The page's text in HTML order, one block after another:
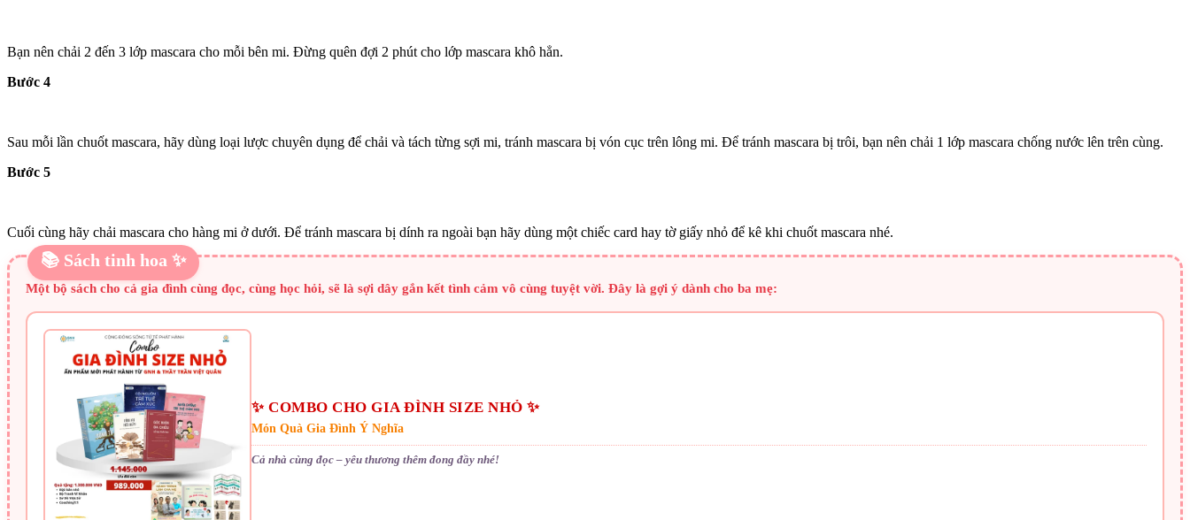
Bạn nên chải 2 đến 3 lớp mascara cho mỗi bên mi. Đừng quên đợi 2 phút cho lớp mascara khô hẳn.
Bước 4
Sau mỗi lần chuốt mascara, hãy dùng loại lược chuyên dụng để chải và tách từng sợi mi, tránh mascara bị vón cục trên lông mi. Để tránh mascara bị trôi, bạn nên chải 1 lớp mascara chống nước lên trên cùng.
Bước 5
Cuối cùng hãy chải mascara cho hàng mi ở dưới. Để tránh mascara bị dính ra ngoài bạn hãy dùng một chiếc card hay tờ giấy nhỏ để kê khi chuốt mascara nhé.
📚 Sách tinh hoa ✨
Một bộ sách cho cả gia đình cùng đọc, cùng học hỏi, sẽ là sợi dây gắn kết tình cảm vô cùng tuyệt vời. Đây là gợi ý dành cho ba mẹ:
✨ COMBO CHO GIA ĐÌNH SIZE NHỎ ✨
Món Quà Gia Đình Ý Nghĩa
Cả nhà cùng đọc – yêu thương thêm đong đầy nhé!